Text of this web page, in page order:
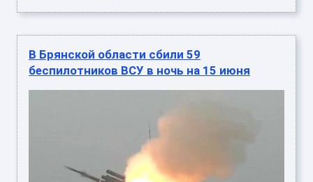
В Брянской области сбили 59
беспилотников ВСУ в ночь на 15 июня